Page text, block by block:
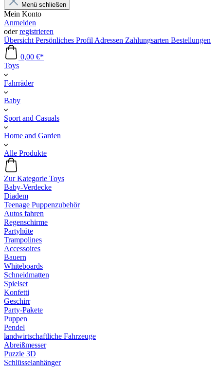
Menü schließen
Mein Konto
Anmelden
oderregistrieren
Übersicht Persönliches Profil Adressen Zahlungsarten Bestellungen
0,00 €*
Toys
Fahrräder
Baby
Sport and Casuals
Home and Garden
Alle Produkte
Zur Kategorie Toys
Baby-Verdecke
Diadem
Teenage Puppenzubehör
Autos fahren
Regenschirme
Partyhüte
Trampolines
Accessoires
Bauern
Whiteboards
Schneidmatten
Spielset
Konfetti
Geschirr
Party-Pakete
Puppen
Pendel
landwirtschaftliche Fahrzeuge
Abreißmesser
Puzzle 3D
Schlüsselanhänger